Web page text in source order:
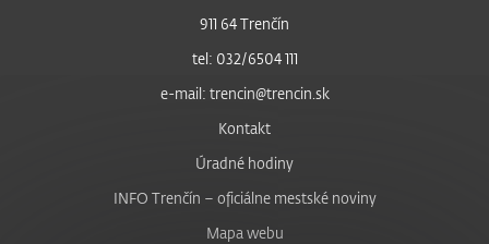
911 64 Trenčín
tel: 032/6504 111
e-mail: trencin@trencin.sk
Kontakt
Úradné hodiny
INFO Trenčín – oficiálne mestské noviny
Mapa webu